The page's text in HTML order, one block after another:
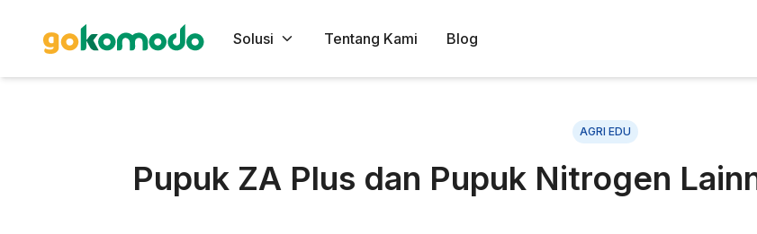
Solusi Tentang Kami Blog
AGRI EDU
Pupuk ZA Plus dan Pupuk Nitrogen